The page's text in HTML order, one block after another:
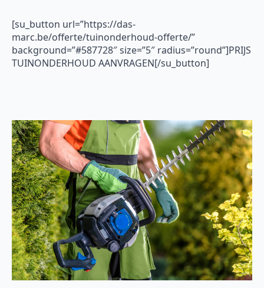
[su_button url=”https://das-
marc.be/offerte/tuinonderhoud-offerte/”
background=”#587728″ size=”5″ radius=”round”]PRIJS
TUINONDERHOUD AANVRAGEN[/su_button]